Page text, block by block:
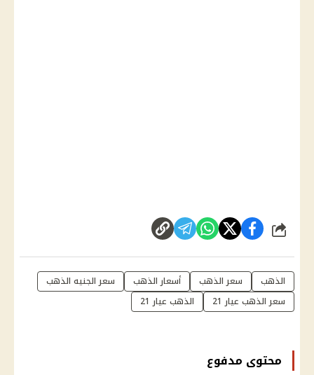
شارك
الذهب سعر الذهب أسعار الذهب
سعر الجنيه الذهب
سعر الذهب عيار 21
الذهب عيار 21
محتوى مدفوع